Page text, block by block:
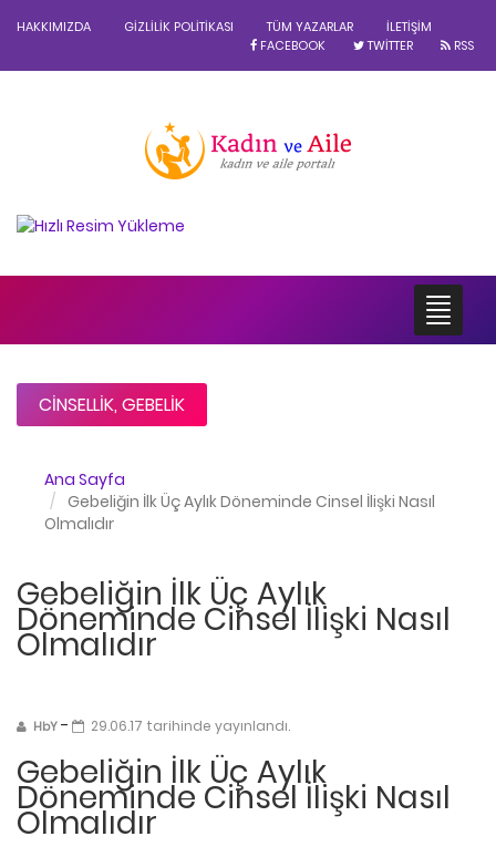
HAKKIMIZDA GIZLILIK POLITIKASI TÜM YAZARLAR
İLETIŞIM
FACEBOOK
TWITTER RSS
CINSELLIK, GEBELIK
Ana Sayfa
Gebeliğin İlk Üç Aylık Döneminde Cinsel İlişki Nasıl
Olmalıdır
Gebeliğin İlk Üç Aylık
Döneminde Cinsel İlişki Nasıl
Olmalıdır
HbY- 29.06.17 tarihinde yayınlandı.
Gebeliğin İlk Üç Aylık
Döneminde Cinsel İlişki Nasıl
Olmalıdır